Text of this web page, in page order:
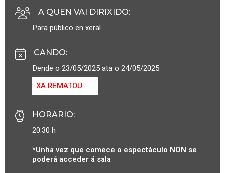
A QUEN VAI DIRIXIDO:
Para público en xeral
CANDO:
Dende o 23/05/2025 ata o 24/05/2025
XA REMATOU
HORARIO:
20.30 h
*Unha vez que comece o espectáculo NON se
poderá acceder á sala